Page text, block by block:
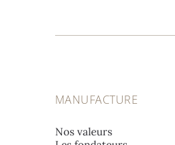
MANUFACTURE
Nos valeurs